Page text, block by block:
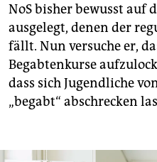
NoS bisher bewusst auf
ausgelegt, denen der
fällt. Nun versuche er,
Begabtenkurse
dass sich Jugendliche
„begabt“ abschrecken